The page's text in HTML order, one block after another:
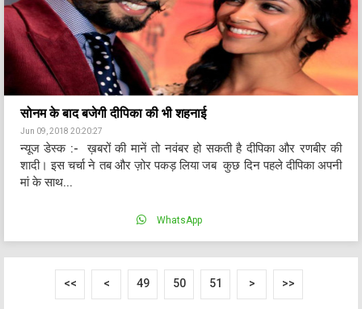
सोनम के बाद बजेगी दीपिका की भी शहनाई
Jun 09, 2018 20:20:27
न्यूज डेस्क :- ख़बरों की मानें तो नवंबर हो सकती है दीपिका और रणबीर की
शादी। इस चर्चा ने तब और ज़ोर पकड़ लिया जब कुछ दिन पहले दीपिका अपनी
मां के साथ...
WhatsApp
<< < 49 50 51 > >>